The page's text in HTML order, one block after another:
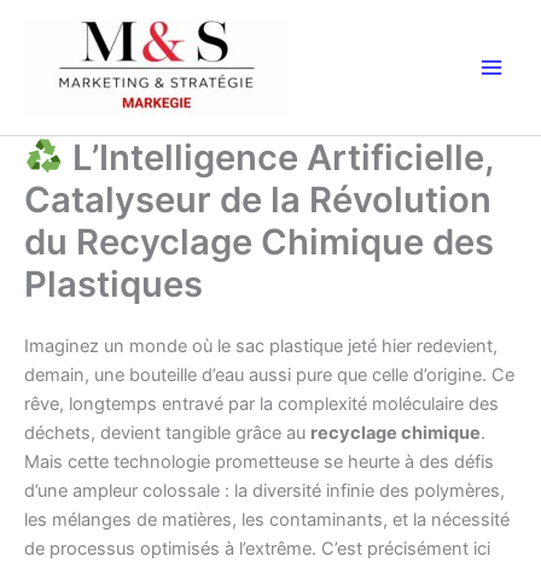
contenu
L’Intelligence Artificielle,
Catalyseur de la Révolution
du Recyclage Chimique des
Plastiques
Imaginez un monde où le sac plastique jeté hier redevient,
demain, une bouteille d’eau aussi pure que celle d’origine. Ce
rêve, longtemps entravé par la complexité moléculaire des
déchets, devient tangible grâce au recyclage chimique.
Mais cette technologie prometteuse se heurte à des défis
d’une ampleur colossale : la diversité infinie des polymères,
les mélanges de matières, les contaminants, et la nécessité
de processus optimisés à l’extrême. C’est précisément ici